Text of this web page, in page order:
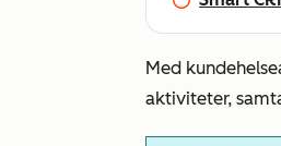
Med
aktiviteter,